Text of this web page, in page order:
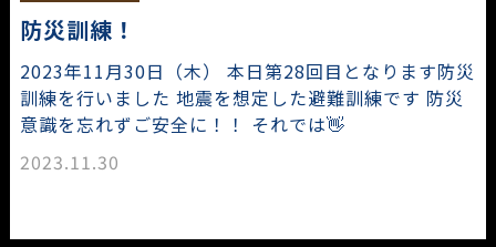
防災訓練！
2023年11月30日（木） 本日第28回目となります防災
訓練を行いました 地震を想定した避難訓練です 防災
意識を忘れずご安全に！！ それでは👋
2023.11.30